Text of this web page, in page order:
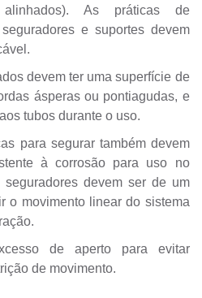
alinhados). As práticas de
e suportes devem
devem ter uma superfície de
ásperas ou pontiagudas, e
tubos durante o uso.
para segurar também devem
à corrosão para uso no
devem ser de um
o movimento linear do sistema
de aperto para evitar
de movimento.